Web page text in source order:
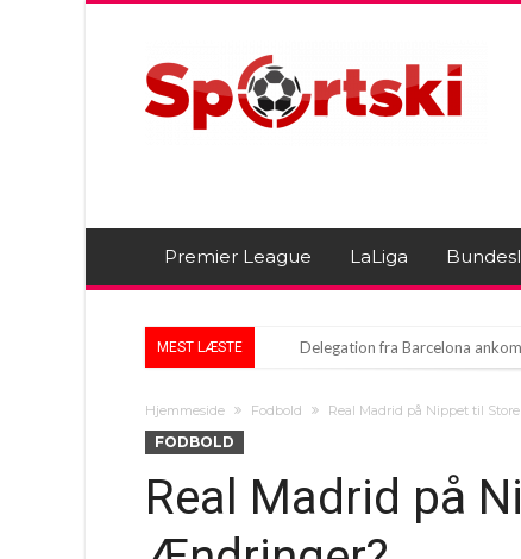
Premier League LaLiga
MEST LÆSTE Delegation fra Barcelona
Hjemmeside Fodbold Real Madrid på Nippet til
FODBOLD
Real Madrid på